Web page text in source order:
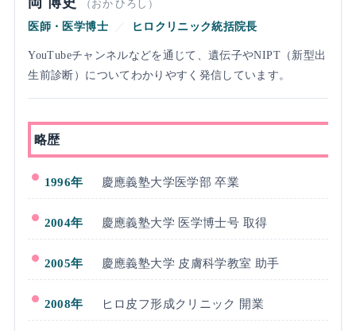
（おか ひろし）
医師・医学博士
／ ヒロクリニック統括院長
YouTubeチャンネルなどを通じて、遺伝子やNIPT（新型出
生前診断）についてわかりやすく発信しています。
略歴
1996年 慶應義塾大学医学部 卒業
2004年 慶應義塾大学 医学博士号 取得
2005年 慶應義塾大学 皮膚科学教室 助手
2008年 ヒロ皮フ形成クリニック 開業